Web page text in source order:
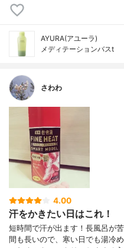
AYURA(アユーラ)
メディテーションバスt
さわわ
4.00
汗をかきたい日はこれ！
短時間で汗が出ます！長風呂が
間も長いので、寒い日でも湯冷